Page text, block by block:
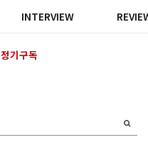
정기구독
INTERVIEW